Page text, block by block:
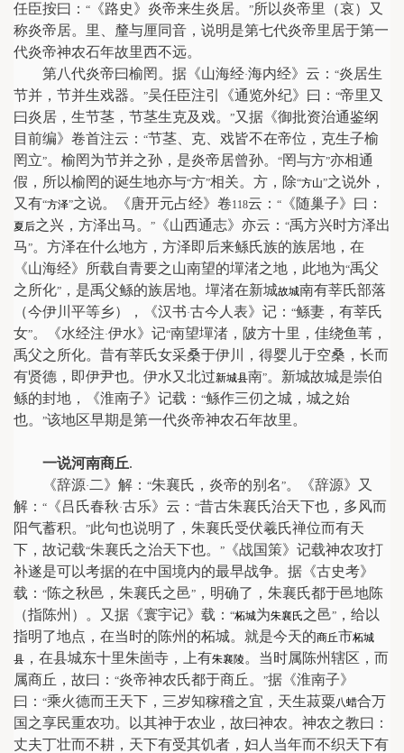
任臣按曰： “ 《路史》炎帝来生炎居。 ”所以炎帝里（哀）又
称炎帝居。里、釐与厘同音，说明是第七代炎帝里居于第一
代炎帝神农石年故里西不远。
第八代炎帝曰榆罔。据《山海经·海内经》云： “炎居生
节并，节并生戏器。
”吴任臣注引《通览外纪》曰： “帝里又
曰炎居，生节茎，节茎生克及戏。
”又据《御批资治通鉴纲
目前编》卷首注云： “节茎、克、戏皆不在帝位，克生子榆
罔立”。榆罔为节并之孙，是炎帝居曾孙。 “罔与方”亦相通
假，所以榆罔的诞生地亦与“方”相关。方，除“方山”之说外，
又有“方泽”之说。《唐开元占经》卷118云： “ 《随巢子》曰：
夏后之兴，方泽出马。 ” 《山西通志》亦云： “禹方兴时方泽出
马”。方泽在什么地方，方泽即后来鲧氏族的族居地，在
《山海经》所载自青要之山南望的墠渚之地，此地为“禹父
之所化” ，是禹父鲧的族居地。墠渚在新城故城南有莘氏部落
（今伊川平等乡），《汉书·古今人表》记： “鲧妻，有莘氏
女”。《水经注·伊水》记“南望墠渚，陂方十里，佳绕鱼苇，
禹父之所化。昔有莘氏女采桑于伊川，得婴儿于空桑，长而
有贤德，即伊尹也。伊水又北过新城县南”。新城故城是崇伯
鲧的封地，《淮南子》记载： “鲧作三仞之城，城之始
也。
”该地区早期是第一代炎帝神农石年故里。
一说河南商丘.
《辞源· 二》解： “朱襄氏，炎帝的别名”。《辞源》又
解： “ 《吕氏春秋·古乐》云： “昔古朱襄氏治天下也，多风而
阳气蓄积。
”此句也说明了，朱襄氏受伏羲氏禅位而有天
下，故记载“朱襄氏之治天下也。 ”
《战国策》记载神农攻打
补遂是可以考据的在中国境内的最早战争。据《古史考》
载： “陈之秋邑，朱襄氏之邑” ，明确了，朱襄氏都于邑地陈
（指陈州）。又据《寰宇记》载： “柘城为朱襄氏之邑” ，给以
指明了地点，在当时的陈州的柘城。就是今天的商丘市柘城
县 ，在县城东十里朱崮寺，上有朱襄陵。当时属陈州辖区，而
属商丘，故曰： “炎帝神农氏都于商丘。 ”据《淮南子》
曰： “乘火德而王天下，三岁知稼稽之宜，天生菽粟八蜡合万
国之享民重农功。以其神于农业，故曰神农。神农之教曰：
丈夫丁壮而不耕，天下有受其饥者，妇人当年而不织天下有